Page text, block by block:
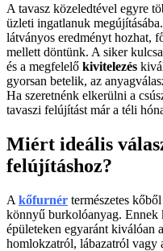
A tavasz közeledtével egyre
üzleti ingatlanuk
látványos eredményt hozhat,
mellett döntünk. A siker
és a megfelelő kivitelezés
gyorsan betelik, az
Ha szeretnénk elkerülni a
tavaszi felújítást már a téli
Miért ideális
felújításhoz?
A kőfurnér természetes
könnyű burkolóanyag. Ennek
épületeken egyaránt kiválóan
homlokzatról, lábazatról vagy